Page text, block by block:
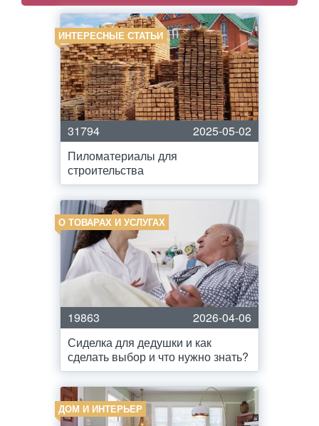
ИНТЕРЕСНЫЕ СТАТЬИ
31794
2025-05-02
Пиломатериалы для
строительства
О ТОВАРАХ И УСЛУГАХ
19863
2026-04-06
Сиделка для дедушки и как
сделать выбор и что нужно знать?
ДОМ И ИНТЕРЬЕР